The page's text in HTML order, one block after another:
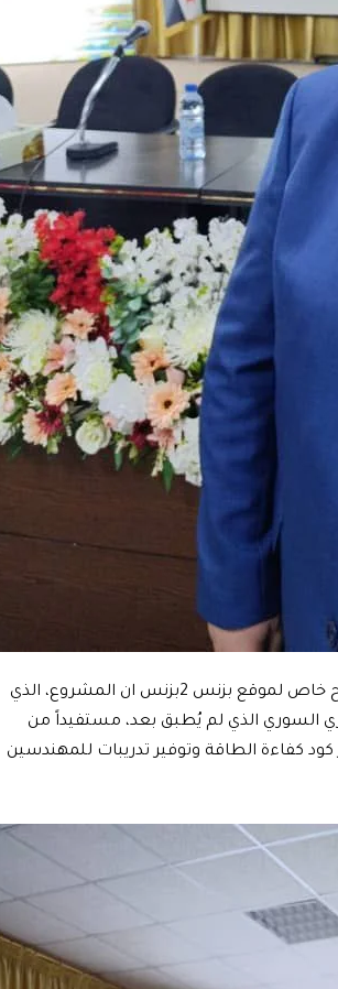
بدوره أكد الدكتور المهندس سعد برادعي من الشركة الألمانية في تصريح خاص لموقع بزنس 2بزنس ان المشروع، الذي
السوري الذي لم يُطبق بعد، مستفيداً من
المشروع إلى تطوير كود كفاءة الطاقة وتوفير تدريبات للمهندسين